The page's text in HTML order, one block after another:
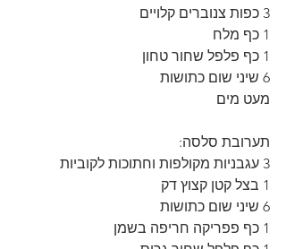
3 כפות צנוברים קלויים
1 כף מלח
1 כף פלפל שחור טחון
6 שיני שום כתושות
מעט מים
תערובת סלסה:
3 עגבניות מקולפות וחתוכות לקוביות
1 בצל קטן קצוץ דק
6 שיני שום כתושות
1 כף פפריקה חריפה בשמן